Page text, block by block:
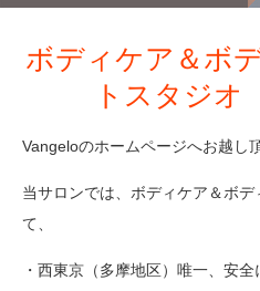
ボディケア＆ボ
トスタジオ
Vangeloのホームページへお越し
当サロンでは、ボディケア＆ボ
て、
・西東京（多摩地区）唯一、安